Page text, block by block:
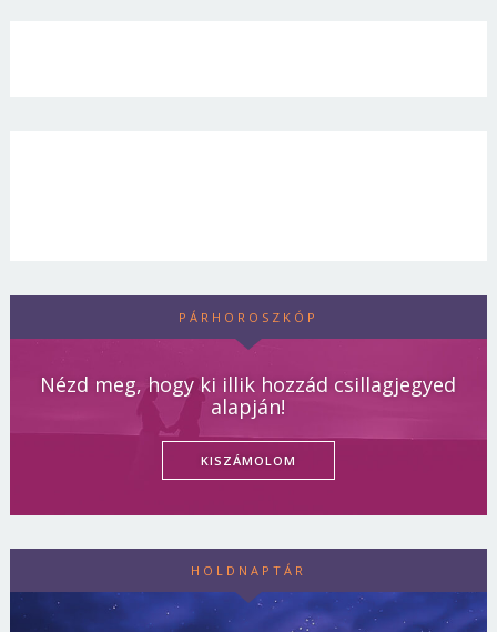
PÁRHOROSZKÓP
Nézd meg, hogy ki illik hozzád csillagjegyed
alapján!
KISZÁMOLOM
HOLDNAPTÁR